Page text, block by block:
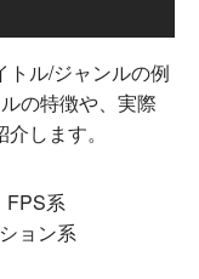
トル/ジャンルの例
の特徴や、実際
します。
FPS系
ョン系